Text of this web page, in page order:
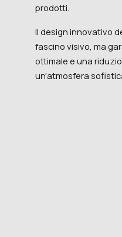
prodotti.
Il design innovativo
fascino visivo, ma
ottimale e una
un'atmosfera